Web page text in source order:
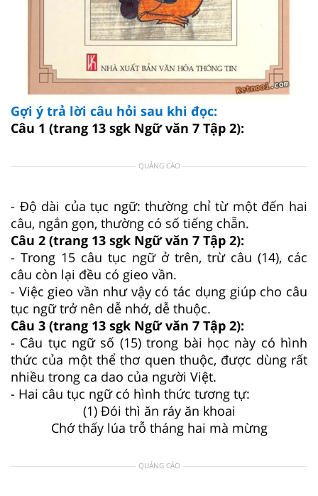
Gợi ý trả lời câu hỏi sau khi đọc:
Câu 1 (trang 13 sgk Ngữ văn 7 Tập 2):
QUẢNG CÁO
- Độ dài của tục ngữ: thường chỉ từ một đến hai
câu, ngắn gọn, thường có số tiếng chẵn.
Câu 2 (trang 13 sgk Ngữ văn 7 Tập 2):
- Trong 15 câu tục ngữ ở trên, trừ câu (14), các
câu còn lại đều có gieo vần.
- Việc gieo vần như vậy có tác dụng giúp cho câu
tục ngữ trở nên dễ nhớ, dễ thuộc.
Câu 3 (trang 13 sgk Ngữ văn 7 Tập 2):
- Câu tục ngữ số (15) trong bài học này có hình
thức của một thể thơ quen thuộc, được dùng rất
nhiều trong ca dao của người Việt.
- Hai câu tục ngữ có hình thức tương tự:
(1) Đói thì ăn ráy ăn khoai
Chớ thấy lúa trỗ tháng hai mà mừng
QUẢNG CÁO